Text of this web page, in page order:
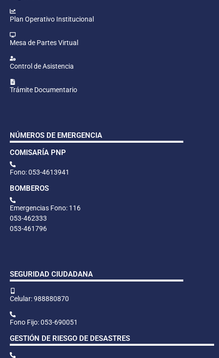
Plan Operativo Institucional
Mesa de Partes Virtual
Control de Asistencia
Trámite Documentario
NÚMEROS DE EMERGENCIA
COMISARÍA PNP
Fono: 053-4613941
BOMBEROS
Emergencias Fono: 116
053-462333
053-461796
SEGURIDAD CIUDADANA
Celular: 988880870
Fono Fijo: 053-690051
GESTIÓN DE RIESGO DE DESASTRES